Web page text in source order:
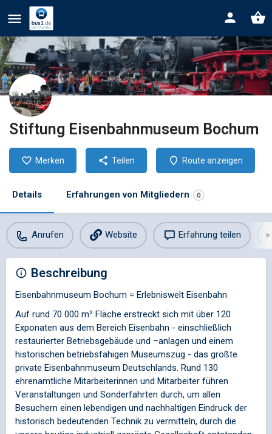
Stiftung Eisenbahnmuseum Bochum
Merken Teilen Route anzeigen
Details Erfahrungen von Mitgliedern 0
Anrufen Website Erfahrung teilen
Beschreibung
Eisenbahnmuseum Bochum = Erlebniswelt Eisenbahn
Auf rund 70 000 m² Fläche erstreckt sich mit über 120
Exponaten aus dem Bereich Eisenbahn - einschließlich
restaurierter Betriebsgebäude und –anlagen und einem
historischen betriebsfähigen Museumszug - das größte
private Eisenbahnmuseum Deutschlands. Rund 130
ehrenamtliche Mitarbeiterinnen und Mitarbeiter führen
Veranstaltungen und Sonderfahrten durch, um allen
Besuchern einen lebendigen und nachhaltigen Eindruck der
historisch bedeutenden Technik zu vermitteln, durch die